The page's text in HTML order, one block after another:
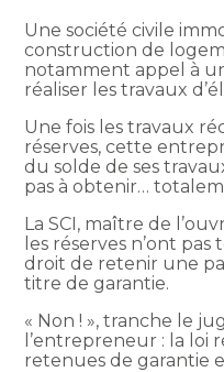
Une société civile
construction de
notamment appel à
réaliser les travaux
Une fois les travaux
réserves, cette
du solde de ses
pas à obtenir…
La SCI, maître de
les réserves n’ont
droit de retenir une
titre de garantie.
« Non ! », tranche le
l’entrepreneur : la
retenues de garantie